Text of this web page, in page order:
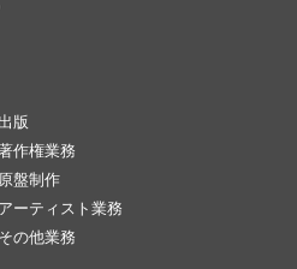
版
作権業務
盤制作
ーティスト業務
の他業務